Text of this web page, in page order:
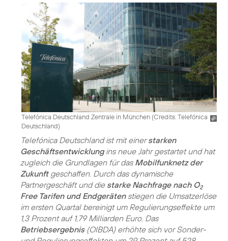
Telefónica Deutschland Zentrale in München (Credits: Telefónica
Deutschland)
Telefónica Deutschland ist mit einerstarken
Geschäftsentwicklungins neue Jahr gestartet und hat
zugleich die Grundlagen für das Mobilfunknetz der
Zukunftgeschaffen. Durch das dynamische
Partnergeschäft und die starke Nachfrage nach O2
Free Tarifen und Endgerätenstiegen die Umsatzerlöse
im ersten Quartal bereinigt um Regulierungseffekte um
1,3 Prozent auf 1,79 Milliarden Euro. Das
Betriebsergebnis(OIBDA) erhöhte sich vor Sonder-